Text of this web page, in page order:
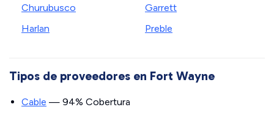
Churubusco
Harlan
Garrett
Preble
Tipos de proveedores en Fort Wayne
Cable — 94% Cobertura